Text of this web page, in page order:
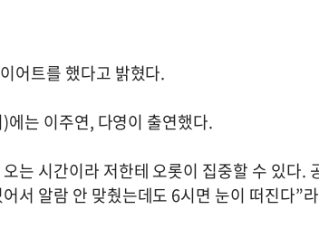
어트를 했다고 밝혔다.
에는 이주연, 다영이 출연했다.
는 시간이라 저한테 오롯이 집중할 수 있다.
서 알람 안 맞췄는데도 6시면 눈이 떠진다”